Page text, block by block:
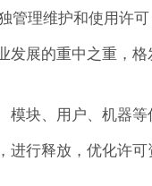
管理维护和使用许
发展的重中之重，
模块、用户、机器
进行释放，优化许